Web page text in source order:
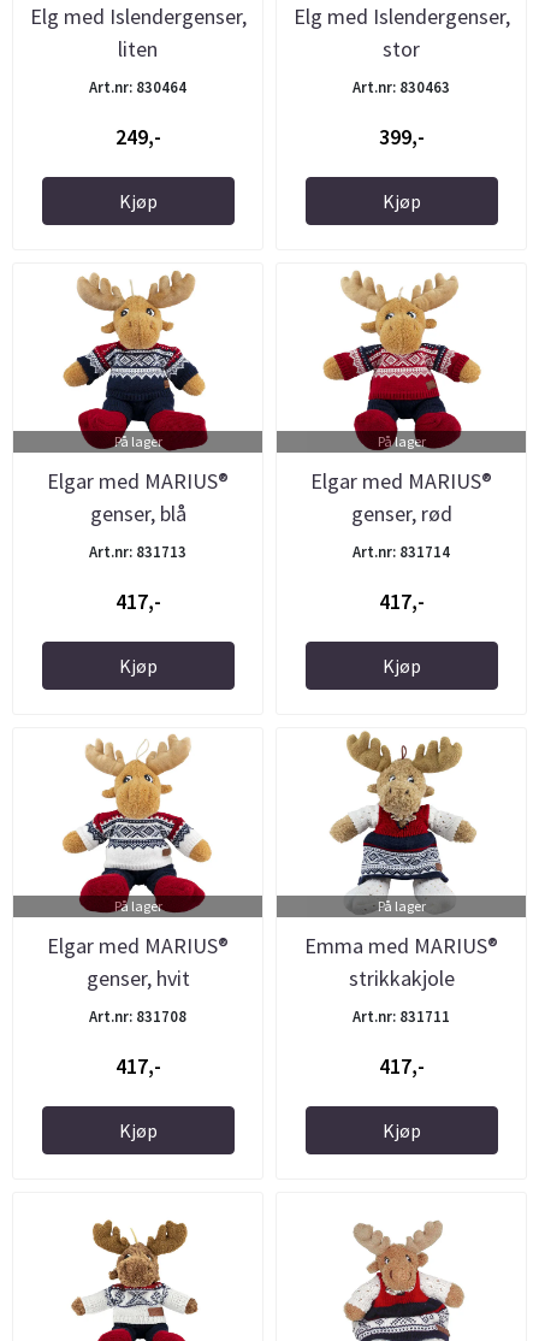
Elg med Islendergenser,
liten
Art.nr: 830464
249,-
Kjøp
Elg med Islendergenser,
stor
Art.nr: 830463
399,-
Kjøp
På lager
Elgar med MARIUS®
genser, blå
Art.nr: 831713
417,-
Kjøp
På lager
Elgar med MARIUS®
genser, rød
Art.nr: 831714
417,-
Kjøp
På lager
Elgar med MARIUS®
genser, hvit
Art.nr: 831708
417,-
Kjøp
På lager
Emma med MARIUS®
strikkakjole
Art.nr: 831711
417,-
Kjøp